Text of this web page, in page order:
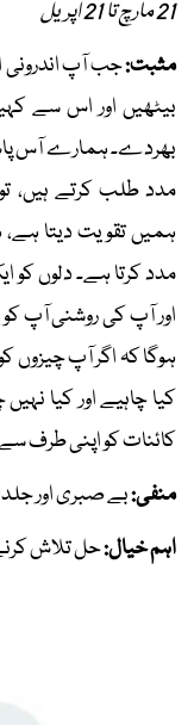
21 مارچ تا 21 اپریل
مثبت:جب آپ اندرونی
بیٹھیں اور اس سے
بھردے۔ ہمارے آس پاس
مدد طلب کرتے ہیں،
ہمیں تقویت دیتا
مدد کرتا ہے۔ دلوں کو
اور آپ کی روشنی آپ
ہوگا کہ اگر آپ چیزوں
کیا چاہیے اور کیا
کائنات کو اپنی طرف
منفی:بے صبری اور
اہم خیال:حل تلاش